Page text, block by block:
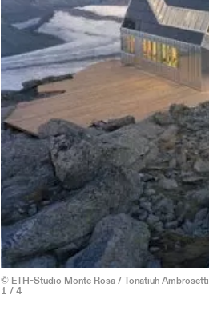
© ETH-Studio Monte Rosa / Tonatiuh Ambrosetti
1 / 4